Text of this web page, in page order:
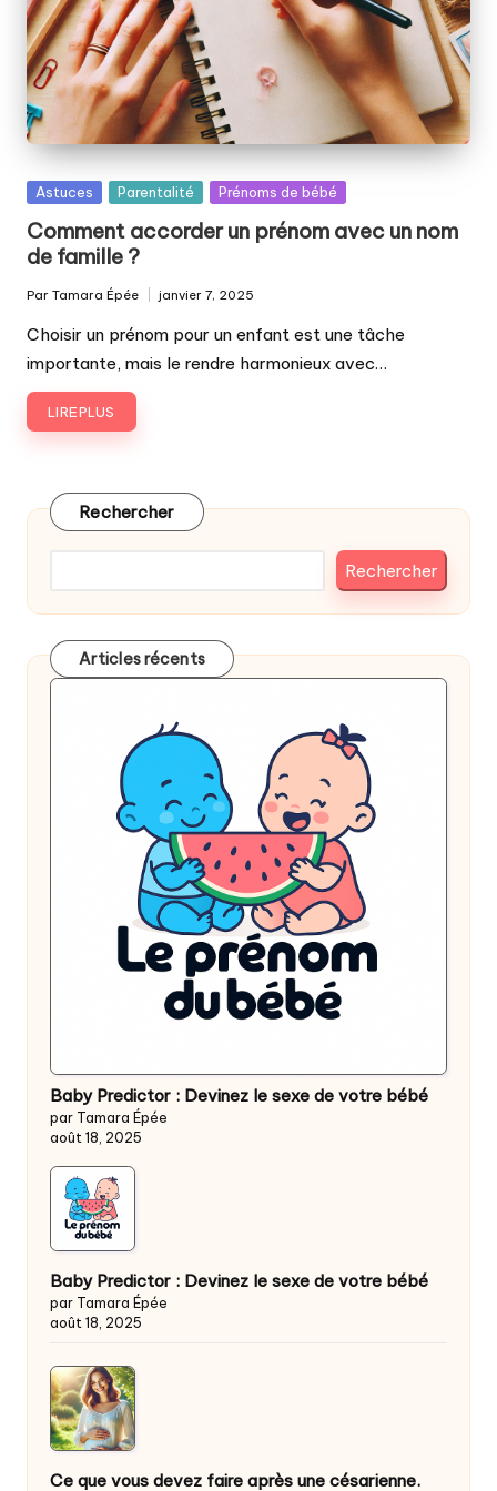
Posted
Astuces Parentalité Prénoms de bébé
Comment accorder un prénom avec un nom
de famille ?
Publié
par
Par Tamara Épée janvier 7, 2025
Choisir un prénom pour un enfant est une tâche
importante, mais le rendre harmonieux avec…
LIRE PLUS
Rechercher
Rechercher
Articles récents
Baby Predictor : Devinez le sexe de votre bébé
par Tamara Épée
août 18, 2025
Baby Predictor : Devinez le sexe de votre bébé
par Tamara Épée
août 18, 2025
Ce que vous devez faire après une césarienne.